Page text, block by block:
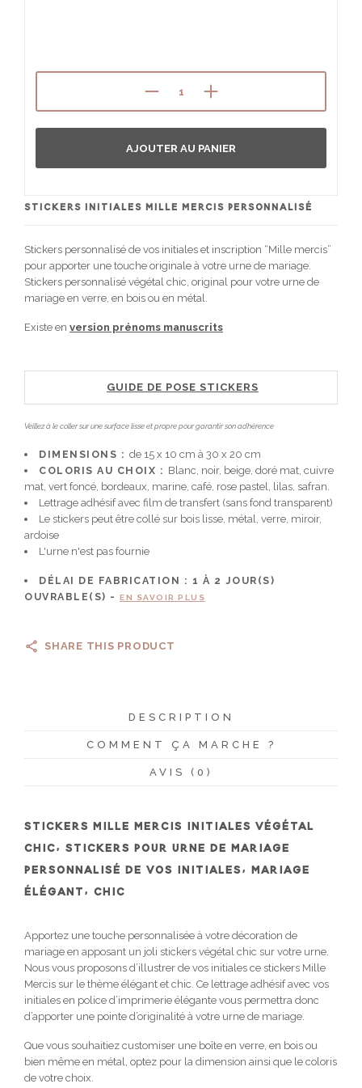
STICKERS INITIALES MILLE MERCIS PERSONNALISÉ
Stickers personnalisé de vos initiales et inscription “Mille mercis”
pour apporter une touche originale à votre urne de mariage.
Stickers personnalisé végétal chic, original pour votre urne de
mariage en verre, en bois ou en métal.
Existe en version prénoms manuscrits
GUIDE DE POSE STICKERS
Veillez à le coller sur une surface lisse et propre pour garantir son adhérence
DIMENSIONS : de 15 x 10 cm à 30 x 20 cm
COLORIS AU CHOIX : Blanc, noir, beige, doré mat, cuivre
mat, vert foncé, bordeaux, marine, café, rose pastel, lilas, safran.
Lettrage adhésif avec film de transfert (sans fond transparent)
Le stickers peut être collé sur bois lisse, métal, verre, miroir,
ardoise
L'urne n'est pas fournie
DÉLAI DE FABRICATION : 1 À 2 JOUR(S)
OUVRABLE(S) -
EN SAVOIR PLUS
AJOUTER AU PANIER
SHARE THIS PRODUCT
DESCRIPTION
COMMENT ÇA MARCHE ?
AVIS (0)
STICKERS MILLE MERCIS INITIALES VÉGÉTAL
CHIC, STICKERS POUR URNE DE MARIAGE
PERSONNALISÉ DE VOS INITIALES, MARIAGE
ÉLÉGANT, CHIC
Apportez une touche personnalisée à votre décoration de
mariage en apposant un joli stickers végétal chic sur votre urne.
Nous vous proposons d’illustrer de vos initiales ce stickers Mille
Mercis sur le thème élégant et chic. Ce lettrage adhésif avec vos
initiales en police d’imprimerie élégante vous permettra donc
d’apporter une pointe d’originalité à votre urne de mariage.
Que vous souhaitiez customiser une boîte en verre, en bois ou
bien même en métal, optez pour la dimension ainsi que le coloris
de votre choix.